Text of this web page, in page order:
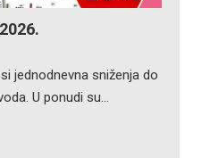
jednodnevna sniženja do
U ponudi su…